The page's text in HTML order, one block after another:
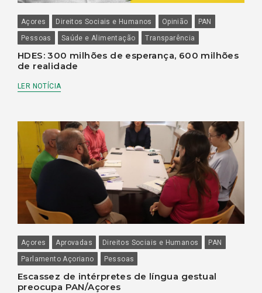
Açores Direitos Sociais e Humanos Opinião
PAN
Pessoas
Saúde e Alimentação Transparência
HDES: 300 milhões de esperança, 600 milhões
de realidade
LER NOTÍCIA
Açores Aprovadas Direitos Sociais e Humanos
PAN
Parlamento Açoriano
Pessoas
Escassez de intérpretes de língua gestual
preocupa PAN/Açores